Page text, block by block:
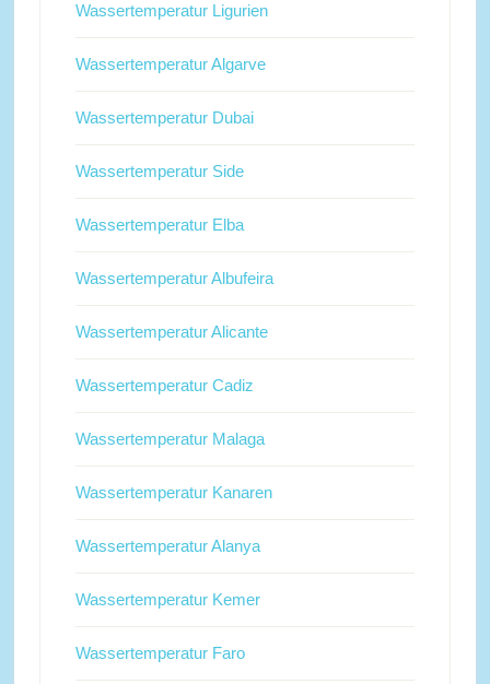
Wassertemperatur Ligurien
Wassertemperatur Algarve
Wassertemperatur Dubai
Wassertemperatur Side
Wassertemperatur Elba
Wassertemperatur Albufeira
Wassertemperatur Alicante
Wassertemperatur Cadiz
Wassertemperatur Malaga
Wassertemperatur Kanaren
Wassertemperatur Alanya
Wassertemperatur Kemer
Wassertemperatur Faro